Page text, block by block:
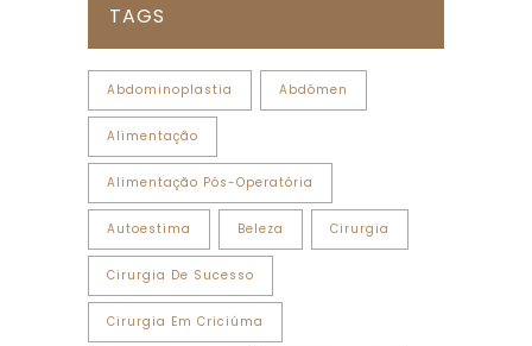
TAGS
Abdominoplastia Abdômen
Alimentação
Alimentação Pós-Operatória
Autoestima Beleza Cirurgia
Cirurgia De Sucesso
Cirurgia Em Criciúma